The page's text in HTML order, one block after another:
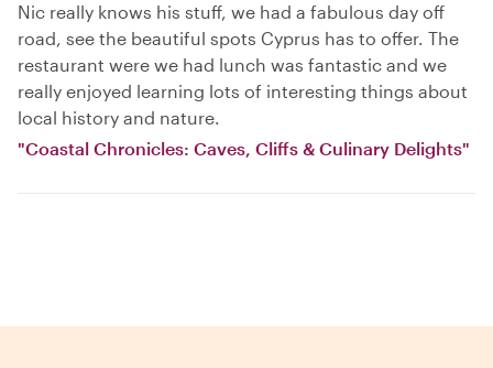
Nic really knows his stuff, we had a fabulous day off
road, see the beautiful spots Cyprus has to offer. The
restaurant were we had lunch was fantastic and we
really enjoyed learning lots of interesting things about
local history and nature.
"Coastal Chronicles: Caves, Cliffs & Culinary Delights"